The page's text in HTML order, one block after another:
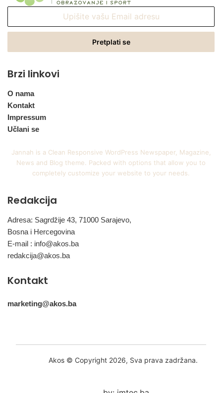
Email
Brzi linkovi
O nama
Kontakt
Impressum
Učlani se
Jannah is a Clean Responsive WordPress Newspaper, Magazine,
News and Blog theme. Packed with options that allow you to
completely customize your website to your needs.
Redakcija
Adresa: Sagrdžije 43, 71000 Sarajevo,
Bosna i Hercegovina
E-mail : info@akos.ba
redakcija@akos.ba
Kontakt
marketing@akos.ba
Akos © Copyright 2026, Sva prava zadržana.